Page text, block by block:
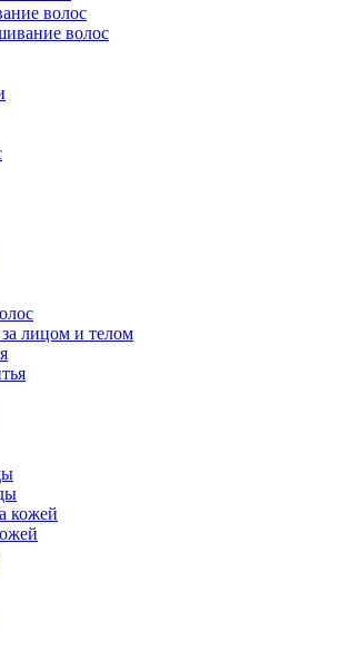
волос
волос
лицом и телом
кожей